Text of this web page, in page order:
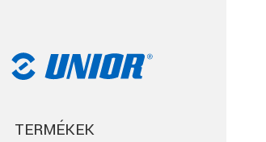
TERMÉKEK